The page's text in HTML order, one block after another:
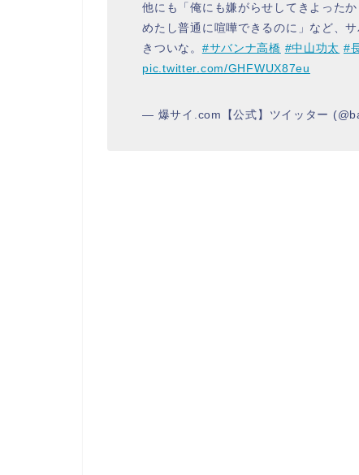
他にも「俺にも嫌がらせしてきよった
めたし普通に喧嘩できるのに」など、サ
きついな。 #サバンナ高橋 #中山功太 #
pic.twitter.com/GHFWUX87eu
— 爆サイ.com【公式】ツイッター